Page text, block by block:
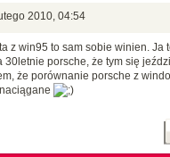
2010, 04:54
z win95 to sam sobie winien. Ja
30letnie porsche, że tym się
że porównanie porsche z